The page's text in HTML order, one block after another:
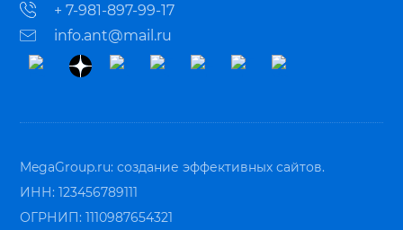
+ 7-981-897-99-17
info.ant@mail.ru
MegaGroup.ru:создание эффективных сайтов.
ИНН: 123456789111
ОГРНИП: 1110987654321